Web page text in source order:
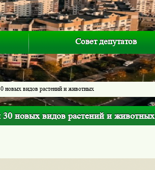
Совет депутатов
видов растений и животных
новых видов растений и животных